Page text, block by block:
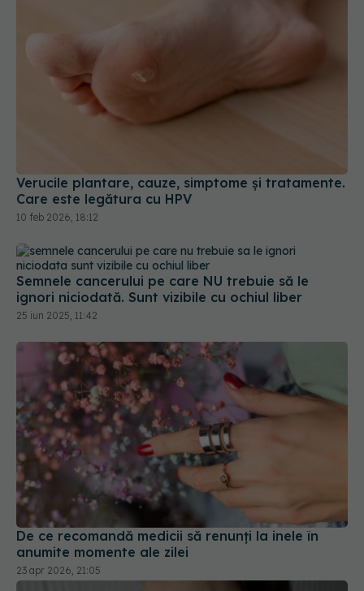
Care este legătura cu HPV
10 feb 2026, 18:12
Semnele cancerului pe care NU trebuie să le
ignori niciodată. Sunt vizibile cu ochiul liber
25 iun 2025, 11:42
De ce recomandă medicii să renunți la inele în
anumite momente ale zilei
23 apr 2026, 21:05